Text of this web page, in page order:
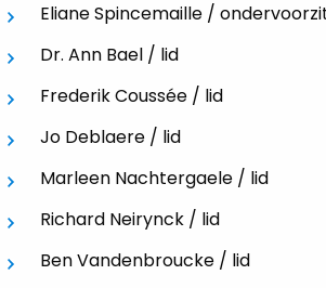
Eliane Spincemaille /
Dr. Ann Bael / lid
Frederik Coussée / lid
Jo Deblaere / lid
Marleen Nachtergaele / lid
Richard Neirynck / lid
Ben Vandenbroucke / lid